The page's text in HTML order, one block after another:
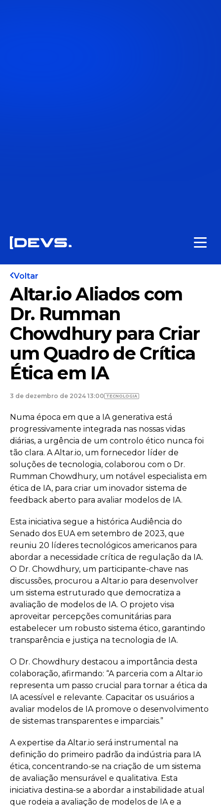
Voltar
Altar.io Aliados com
Dr. Rumman
Chowdhury para Criar
um Quadro de Crítica
Ética em IA
3 de dezembro de 2024 13:00 TECNOLOGIA
Numa época em que a IA generativa está
progressivamente integrada nas nossas vidas
diárias, a urgência de um controlo ético nunca foi
tão clara. A Altar.io, um fornecedor líder de
soluções de tecnologia, colaborou com o Dr.
Rumman Chowdhury, um notável especialista em
ética de IA, para criar um inovador sistema de
feedback aberto para avaliar modelos de IA.
Esta iniciativa segue a histórica Audiência do
Senado dos EUA em setembro de 2023, que
reuniu 20 líderes tecnológicos americanos para
abordar a necessidade crítica de regulação da IA.
O Dr. Chowdhury, um participante-chave nas
discussões, procurou a Altar.io para desenvolver
um sistema estruturado que democratiza a
avaliação de modelos de IA. O projeto visa
aproveitar percepções comunitárias para
estabelecer um robusto sistema ético, garantindo
transparência e justiça na tecnologia de IA.
O Dr. Chowdhury destacou a importância desta
colaboração, afirmando: “A parceria com a Altar.io
representa um passo crucial para tornar a ética da
IA acessível e relevante. Capacitar os usuários a
avaliar modelos de IA promove o desenvolvimento
de sistemas transparentes e imparciais.”
A expertise da Altar.io será instrumental na
definição do primeiro padrão da indústria para IA
ética, concentrando-se na criação de um sistema
de avaliação mensurável e qualitativa. Esta
iniciativa destina-se a abordar a instabilidade atual
que rodeia a avaliação de modelos de IA e a